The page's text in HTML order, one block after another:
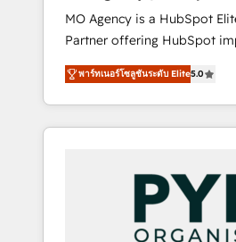
stack. - Custom object setup,
full-funnel automation. -
lifecycle campaigns, and lead
sequences. - Cross-hub
Marketing, Sales,
Hubs. - Ongoing
HubSpot your most
Built to convert, scale, and
Implementation
MO Agency is a HubSpot
Partner offering HubSpot
marketing automation, CRM
consulting, B2B SEO, paid
marketing, AEO and GEO (AI
optimisation), and HubSpot
technology, professional
services and industrial
Johannesburg, Cape Town,
พาร์ทเนอร์โซลูชันระดับ Elite5.0